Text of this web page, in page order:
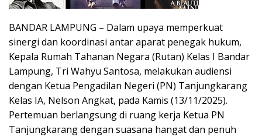
BANDAR LAMPUNG – Dalam upaya memperkuat
sinergi dan koordinasi antar aparat penegak hukum,
Kepala Rumah Tahanan Negara (Rutan) Kelas I Bandar
Lampung, Tri Wahyu Santosa, melakukan audiensi
dengan Ketua Pengadilan Negeri (PN) Tanjungkarang
Kelas IA, Nelson Angkat, pada Kamis (13/11/2025).
Pertemuan berlangsung di ruang kerja Ketua PN
Tanjungkarang dengan suasana hangat dan penuh